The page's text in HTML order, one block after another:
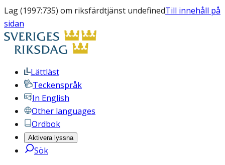
Lag (1997:735) om riksfärdtjänst undefinedTill innehåll på
sidan
Lättläst
Teckenspråk
In English
Other languages
Ordbok
Aktivera lyssna
Sök